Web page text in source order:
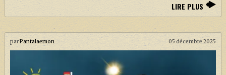
LIRE PLUS
parPantalaemon 05 décembre 2025